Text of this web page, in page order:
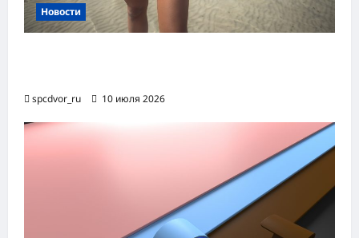
Новости
spcdvor_ru 10 июля 2026